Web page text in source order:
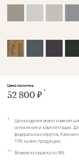
Цена полотна:
52 800 ₽
*
Цена изделия может
остекления и комплектации.
федеральных округов,
10% на всю продукцию.
** Возможна окраска по RAL